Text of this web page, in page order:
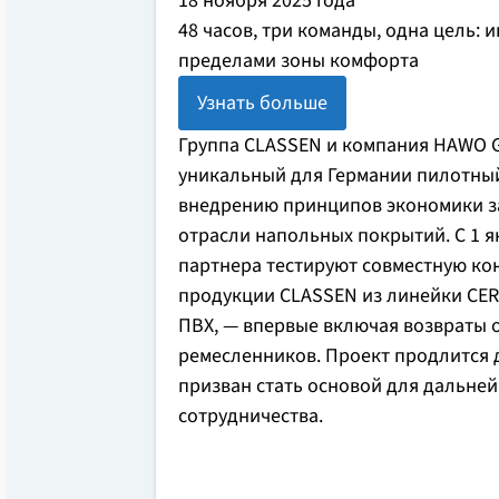
48 часов, три команды, одна цель:
пределами зоны комфорта
Узнать больше
Группа CLASSEN и компания HAWO
уникальный для Германии
внедрению принципов экономики
отрасли напольных покрытий. С 1
партнера тестируют совместную
продукции CLASSEN из линейки
ПВХ, — впервые включая возвраты
ремесленников. Проект продлится
призван стать основой для
сотрудничества.